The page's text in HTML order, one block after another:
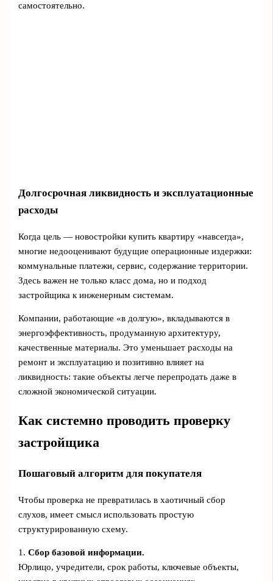
самостоятельно.
Долгосрочная ликвидность и эксплуатационные
расходы
Когда цель — новостройки купить квартиру «навсегда»,
многие недооценивают будущие операционные издержки:
коммунальные платежи, сервис, содержание территории.
Здесь важен не только класс дома, но и подход
застройщика к инженерным системам.
Компании, работающие «в долгую», вкладываются в
энергоэффективность, продуманную архитектуру,
качественные материалы. Это уменьшает расходы на
ремонт и эксплуатацию и позитивно влияет на
ликвидность: такие объекты легче перепродать даже в
сложной экономической ситуации.
Как системно проводить проверку
застройщика
Пошаговый алгоритм для покупателя
Чтобы проверка не превратилась в хаотичный сбор
слухов, имеет смысл использовать простую
структурированную схему.
1.Сбор базовой информации.
Юрлицо, учредители, срок работы, ключевые объекты,